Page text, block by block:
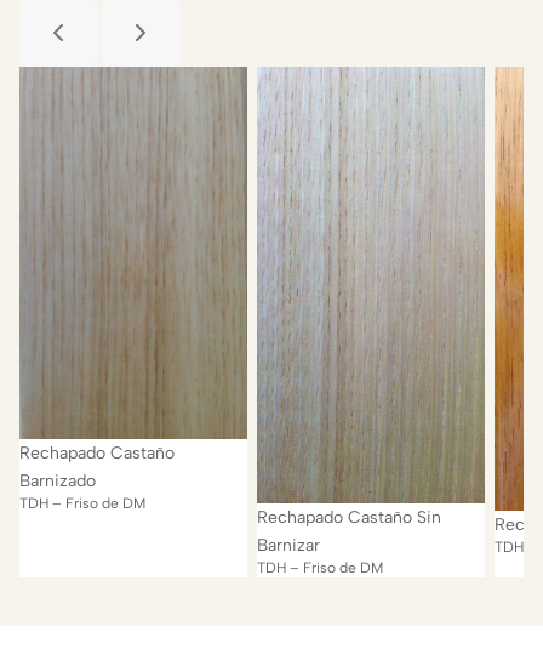
Rechapado Castaño
Barnizado
TDH – Friso de DM
Rechapado Castaño Sin
Barnizar
TDH – Friso de DM
TDH –